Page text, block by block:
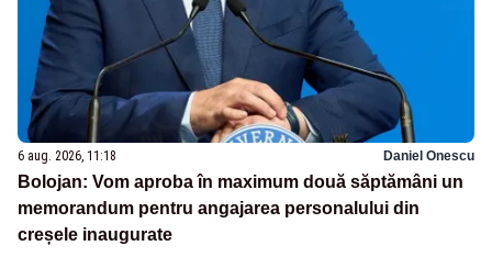
6 aug. 2026, 11:18 Daniel Onescu
Bolojan: Vom aproba în maximum două săptămâni un
memorandum pentru angajarea personalului din
creșele inaugurate